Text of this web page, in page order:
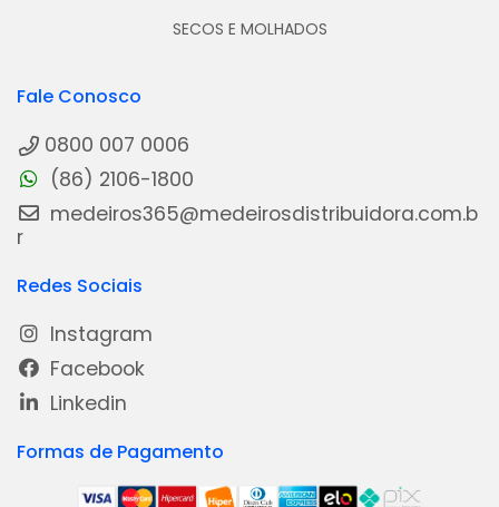
SECOS E MOLHADOS
Fale Conosco
0800 007 0006
(86) 2106-1800
medeiros365@medeirosdistribuidora.com.b
r
Redes Sociais
Instagram
Facebook
Linkedin
Formas de Pagamento